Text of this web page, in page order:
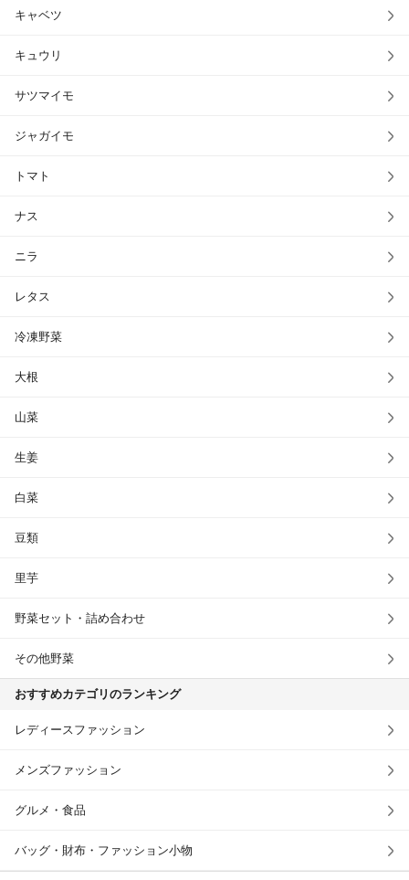
キャベツ
キュウリ
サツマイモ
ジャガイモ
トマト
ナス
ニラ
レタス
冷凍野菜
大根
山菜
生姜
白菜
豆類
里芋
野菜セット・詰め合わせ
その他野菜
おすすめカテゴリのランキング
レディースファッション
メンズファッション
グルメ・食品
バッグ・財布・ファッション小物